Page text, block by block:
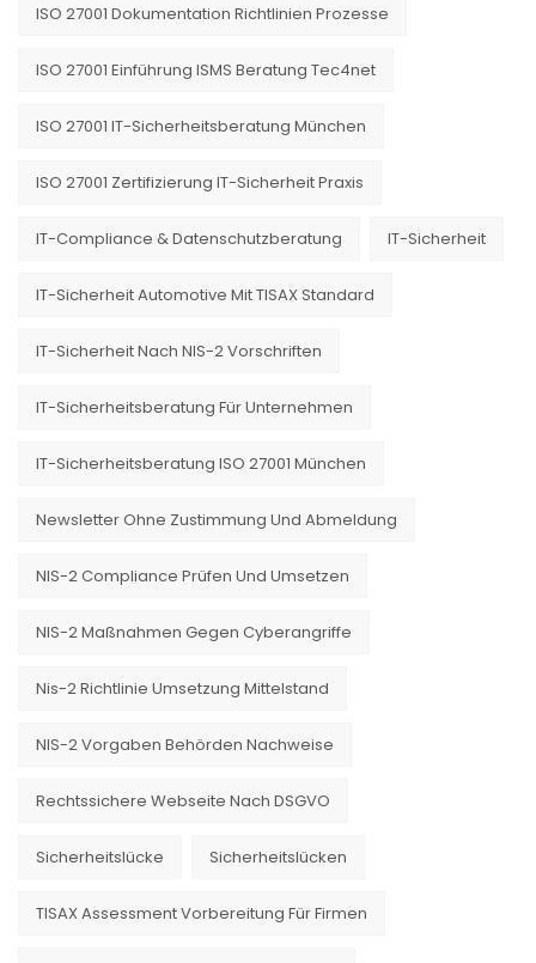
ISO 27001 Dokumentation Richtlinien Prozesse
ISO 27001 Einführung ISMS Beratung Tec4net
ISO 27001 IT-Sicherheitsberatung München
ISO 27001 Zertifizierung IT-Sicherheit Praxis
IT-Compliance & Datenschutzberatung IT-Sicherheit
IT-Sicherheit Automotive Mit TISAX Standard
IT-Sicherheit Nach NIS-2 Vorschriften
IT-Sicherheitsberatung Für Unternehmen
IT-Sicherheitsberatung ISO 27001 München
Newsletter Ohne Zustimmung Und Abmeldung
NIS-2 Compliance Prüfen Und Umsetzen
NIS-2 Maßnahmen Gegen Cyberangriffe
Nis-2 Richtlinie Umsetzung Mittelstand
NIS-2 Vorgaben Behörden Nachweise
Rechtssichere Webseite Nach DSGVO
Sicherheitslücke Sicherheitslücken
TISAX Assessment Vorbereitung Für Firmen